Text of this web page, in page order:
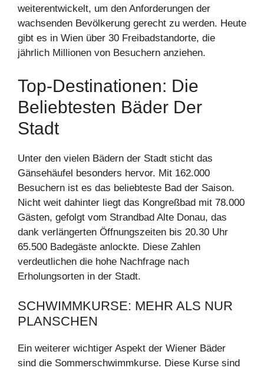
weiterentwickelt, um den Anforderungen der
wachsenden Bevölkerung gerecht zu werden. Heute
gibt es in Wien über 30 Freibadstandorte, die
jährlich Millionen von Besuchern anziehen.
Top-Destinationen: Die
Beliebtesten Bäder Der
Stadt
Unter den vielen Bädern der Stadt sticht das
Gänsehäufel besonders hervor. Mit 162.000
Besuchern ist es das beliebteste Bad der Saison.
Nicht weit dahinter liegt das Kongreßbad mit 78.000
Gästen, gefolgt vom Strandbad Alte Donau, das
dank verlängerten Öffnungszeiten bis 20.30 Uhr
65.500 Badegäste anlockte. Diese Zahlen
verdeutlichen die hohe Nachfrage nach
Erholungsorten in der Stadt.
SCHWIMMKURSE: MEHR ALS NUR
PLANSCHEN
Ein weiterer wichtiger Aspekt der Wiener Bäder
sind die Sommerschwimmkurse. Diese Kurse sind